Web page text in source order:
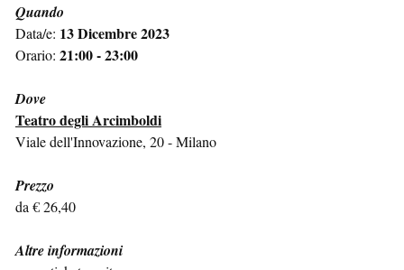
Quando
Data/e: 13 Dicembre 2023
Orario: 21:00 - 23:00
Dove
Teatro degli Arcimboldi
Viale dell'Innovazione, 20 - Milano
Prezzo
da € 26,40
Altre informazioni